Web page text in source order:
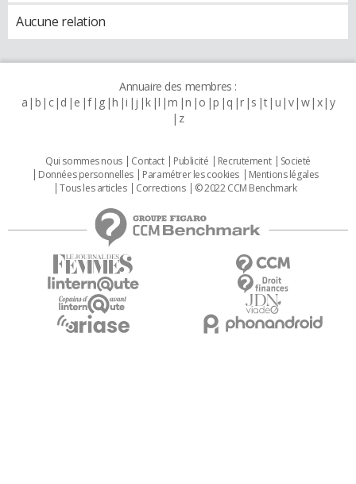
Aucune relation
Annuaire des membres :
a b c d e f g h i j k l m n o p q r s t u v w x y
z
Qui sommes nous Contact Publicité Recrutement
Societé
Données personnelles
Paramétrer les cookies
Mentions légales
Tous les articles
Corrections © 2022 CCM Benchmark